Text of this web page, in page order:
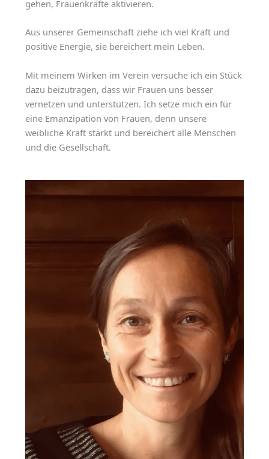
gehen, Frauenkräfte aktivieren.
Aus unserer Gemeinschaft ziehe ich viel Kraft und
positive Energie, sie bereichert mein Leben.
Mit meinem Wirken im Verein versuche ich ein Stück
dazu beizutragen, dass wir Frauen uns besser
vernetzen und unterstützen. Ich setze mich ein für
eine Emanzipation von Frauen, denn unsere
weibliche Kraft stärkt und bereichert alle Menschen
und die Gesellschaft.